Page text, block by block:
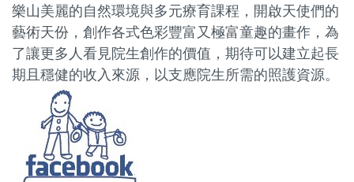
樂山美麗的自然環境與多元療育課程，開啟天使們的
藝術天份，創作各式色彩豐富又極富童趣的畫作， 為
了讓更多人看見院生創作的價值，期待可以建立起長
期且穩健的收入來源，以支應院生所需的照護資源。